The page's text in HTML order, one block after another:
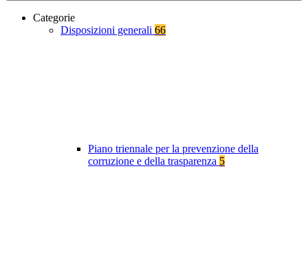
Categorie
Disposizioni generali 66
Piano triennale per la prevenzione della
corruzione e della trasparenza 5